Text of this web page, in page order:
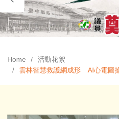
Home
活動花絮
雲林智慧救護網成形 AI心電圖